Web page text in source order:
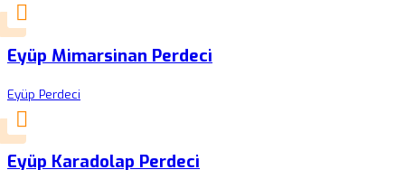
Eyüp Mimarsinan Perdeci
Eyüp Perdeci
Eyüp Karadolap Perdeci